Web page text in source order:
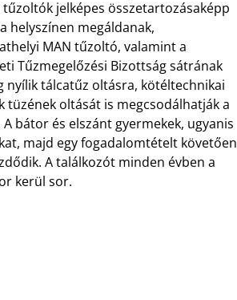
jelképes összetartozásaképp
helyszínen megáldanak,
MAN tűzoltó, valamint a
Tűzmegelőzési Bizottság sátrának
nyílik tálcatűz oltásra, kötéltechnikai
oltását is megcsodálhatják a
bátor és elszánt gyermekek, ugyanis
majd egy fogadalomtételt követően
A találkozót minden évben a
kerül sor.